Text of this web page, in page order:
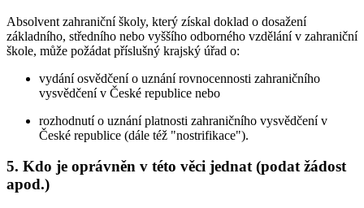
Absolvent zahraniční školy, který získal doklad o dosažení
základního, středního nebo vyššího odborného vzdělání v zahraniční
škole, může požádat příslušný krajský úřad o:
vydání osvědčení o uznání rovnocennosti zahraničního
vysvědčení v České republice nebo
rozhodnutí o uznání platnosti zahraničního vysvědčení v
České republice (dále též "nostrifikace").
5. Kdo je oprávněn v této věci jednat (podat žádost
apod.)